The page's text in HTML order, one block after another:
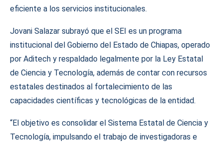
eficiente a los servicios institucionales.
Jovani Salazar subrayó que el SEI es un programa
institucional del Gobierno del Estado de Chiapas, operado
por Aditech y respaldado legalmente por la Ley Estatal
de Ciencia y Tecnología, además de contar con recursos
estatales destinados al fortalecimiento de las
capacidades científicas y tecnológicas de la entidad.
“El objetivo es consolidar el Sistema Estatal de Ciencia y
Tecnología, impulsando el trabajo de investigadoras e